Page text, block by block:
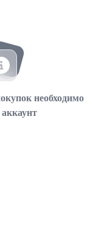
необходимо